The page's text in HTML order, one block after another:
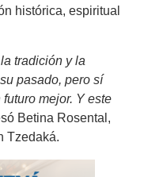
histórica, espiritual
tradición y la
pasado, pero sí
mejor. Y este
Betina Rosental,
Tzedaká.